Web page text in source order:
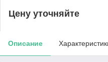
Цену уточняйте
Описание